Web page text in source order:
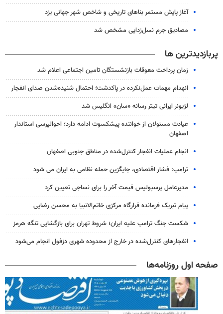
آغاز پایش مستمر بناهای تاریخی و شاخص شهر جهانی یزد
مصادیق جرم نسل‌زدایی مشخص شد
پربازدیدترین ها
زمان پرداخت معوقات بازنشستگان تامین اجتماعی اعلام شد
انهدام مهمات عمل‌نکرده در پاکدشت؛ احتمال شنیده‌شدن صدای انفجار
لژیونر ایرانی تیتر رسانه «سان» انگلیس شد
عیادت مسئولان از خواننده پیشکسوت ادامه دارد؛ احوالپرسی استاندار
اصفهان
انجام عملیات انفجار کنترل‌شده در مناطق جنوبی اصفهان
ترامپ: فشار اقتصادی، جایگزین حمله نظامی به ایران می شود
مدیرعامل پرسپولیس قیمت آخر را برای نساجی تعیین کرد
پیام تبریک فرمانده قرارگاه مرکزی خاتم‌الانبیا به محسن رضایی
شکست جنگ ترامپ علیه ایران؛ شروط تهران برای بازگشایی تنگه هرمز
انفجارهای کنترل‌شده در خارج از محدوده شهری دزفول انجام می‌شود
صفحه اول روزنامه‌ها